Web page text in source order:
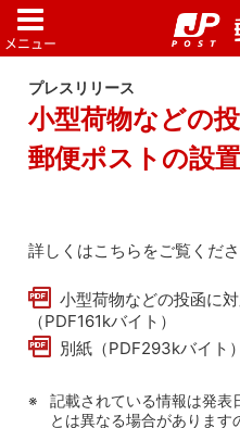
プレスリリース
小型荷物などの
郵便ポストの設置
詳しくはこちらをご覧くださ
小型荷物などの投函に
（PDF161kバイト）
別紙（PDF293kバイト）
記載されている情報は発表
とは異なる場合があります